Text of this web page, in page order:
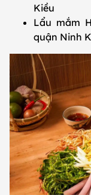
Kiều
Lẩu mắm
quận Ninh